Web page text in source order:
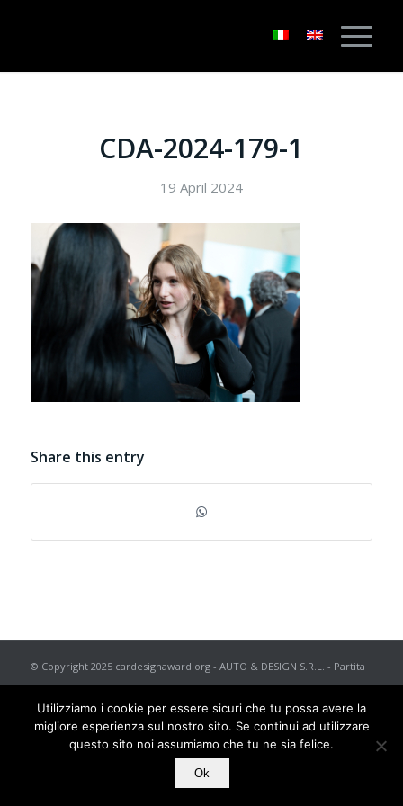
CDA-2024-179-1
19 April 2024
Share this entry
© Copyright 2025 cardesignaward.org - AUTO & DESIGN S.R.L. - Partita
I.V.A. IT02433250012 - REA n. 557672 C.C.I.A.A. di Torino - Capitale
Sociale € 50.000 i.v. - Powered byTosoLab
Utilizziamo i cookie per essere sicuri che tu possa avere la
migliore esperienza sul nostro sito. Se continui ad utilizzare
questo sito noi assumiamo che tu ne sia felice.
Ok